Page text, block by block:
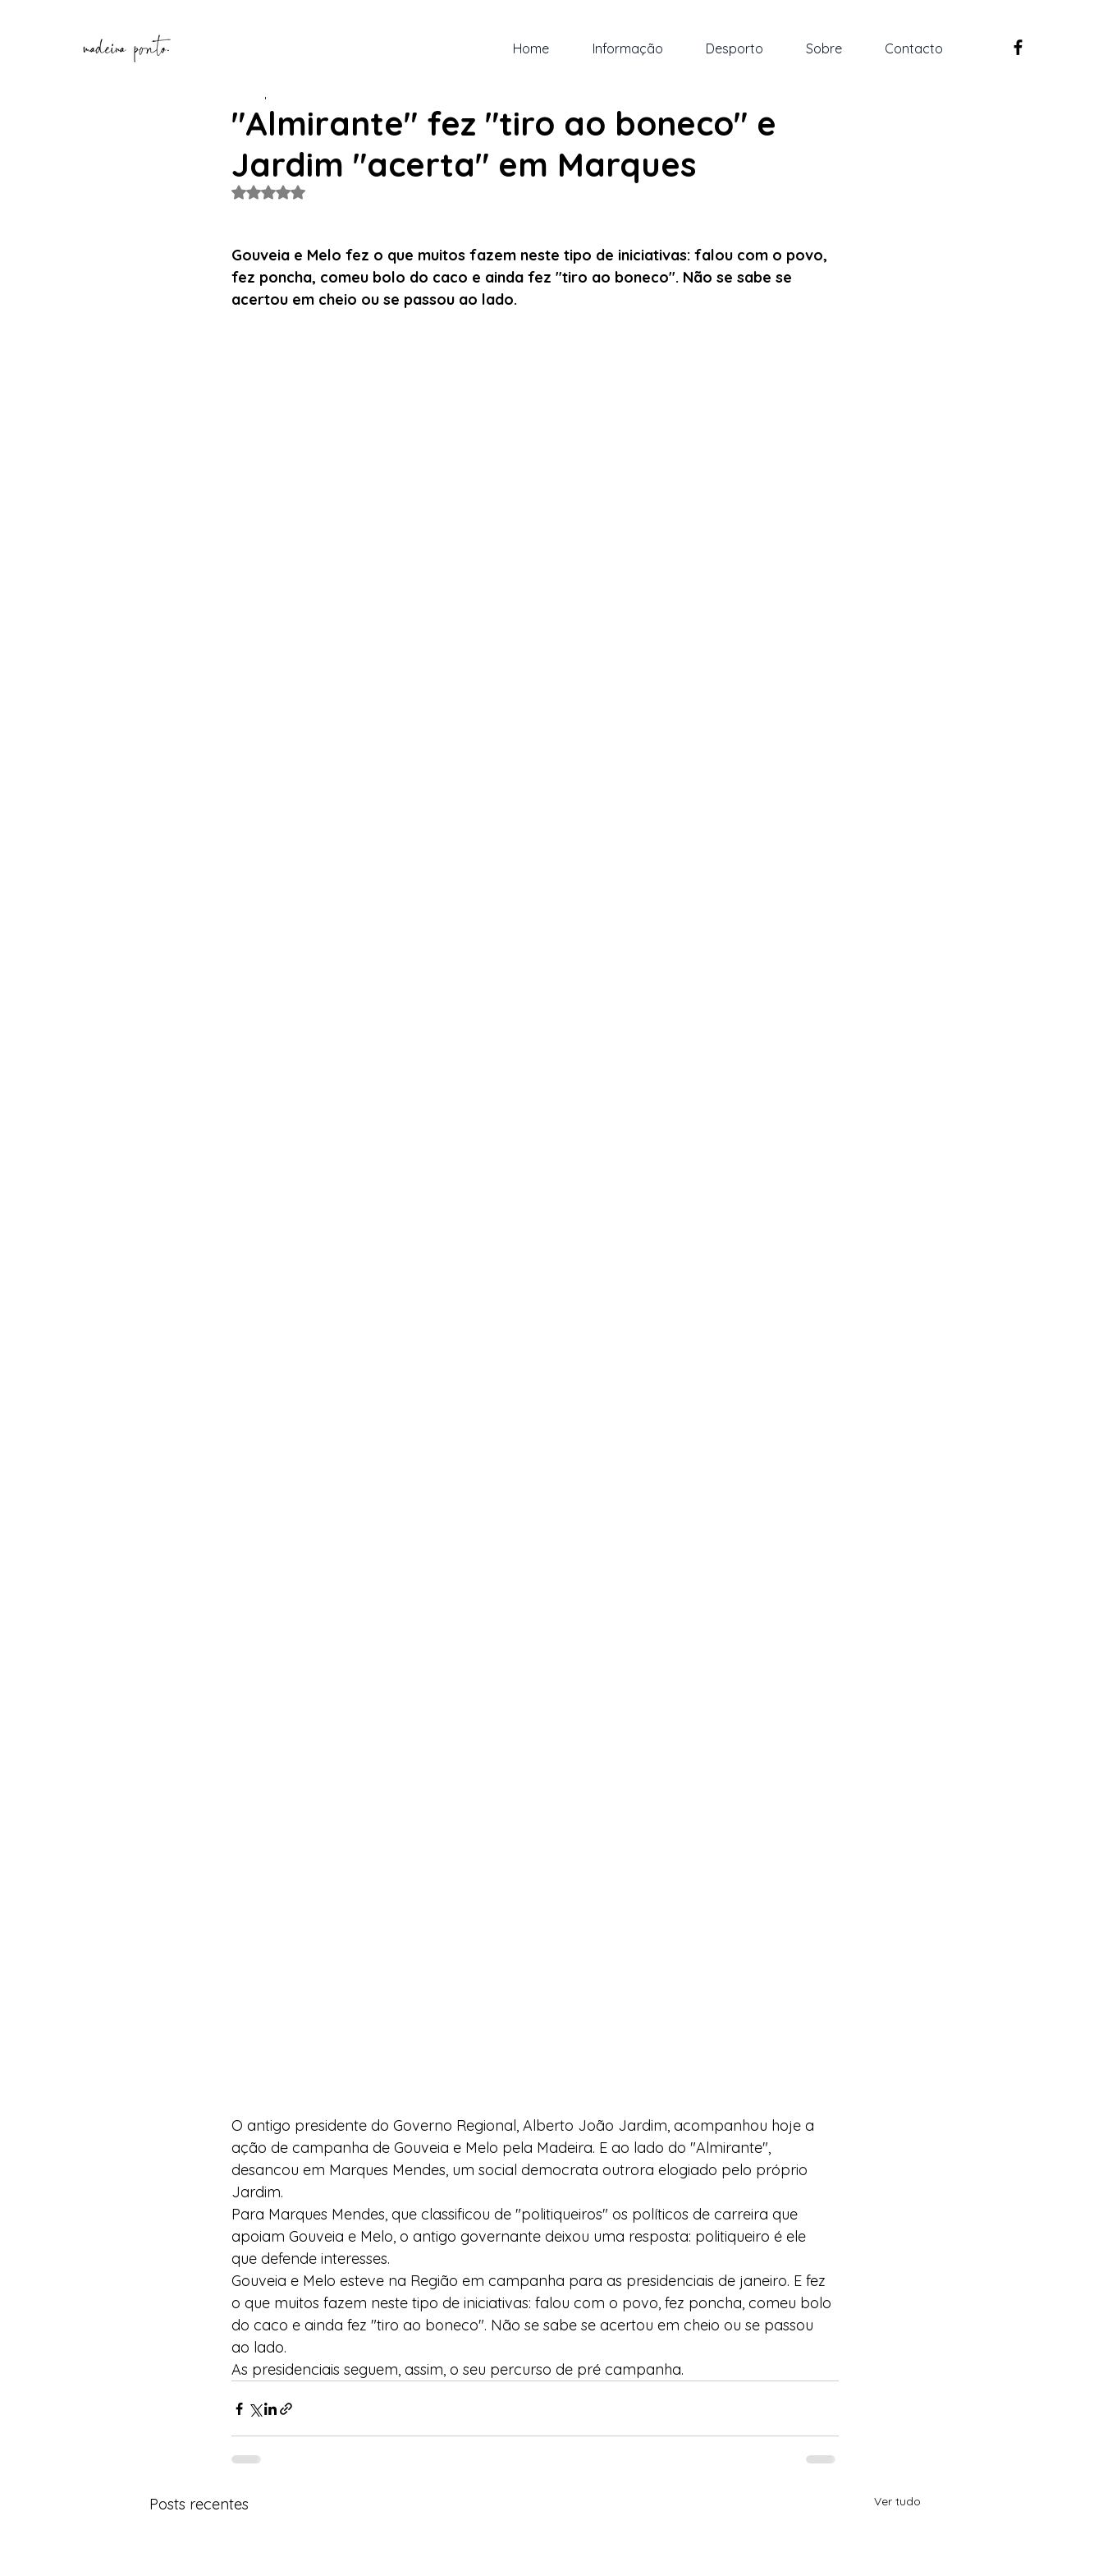
Home Informação Desporto Sobre Contacto
"Almirante" fez "tiro ao boneco" e
Jardim "acerta" em Marques
Avaliado com NaN de 5 estrelas.
Gouveia e Melo fez o que muitos fazem neste tipo de iniciativas: falou com o povo,
fez poncha, comeu bolo do caco e ainda fez "tiro ao boneco". Não se sabe se
acertou em cheio ou se passou ao lado.
O antigo presidente do Governo Regional, Alberto João Jardim, acompanhou hoje a
ação de campanha de Gouveia e Melo pela Madeira. E ao lado do "Almirante",
desancou em Marques Mendes, um social democrata outrora elogiado pelo próprio
Jardim.
Para Marques Mendes, que classificou de "politiqueiros" os políticos de carreira que
apoiam Gouveia e Melo, o antigo governante deixou uma resposta: politiqueiro é ele
que defende interesses.
Gouveia e Melo esteve na Região em campanha para as presidenciais de janeiro. E fez
o que muitos fazem neste tipo de iniciativas: falou com o povo, fez poncha, comeu bolo
do caco e ainda fez "tiro ao boneco". Não se sabe se acertou em cheio ou se passou
ao lado.
As presidenciais seguem, assim, o seu percurso de pré campanha.
Posts recentes Ver tudo